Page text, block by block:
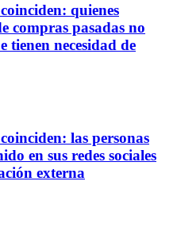
quienes
compras pasadas no
tienen necesidad de
las personas
en sus redes sociales
externa